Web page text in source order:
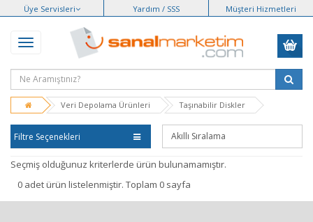
Üye Servisleri Yardım / SSS Müşteri Hizmetleri
Veri Depolama Ürünleri Taşınabilir Diskler
Filtre Seçenekleri
Seçmiş olduğunuz kriterlerde ürün bulunamamıştır.
0 adet ürün listelenmiştir. Toplam 0 sayfa